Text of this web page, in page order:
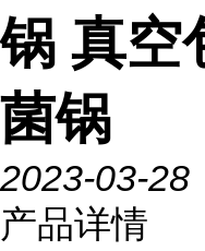
锅 真空
菌锅
2023-03-28
产品详情